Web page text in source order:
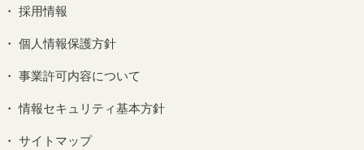
採用情報
個人情報保護方針
事業許可内容について
情報セキュリティ基本方針
サイトマップ